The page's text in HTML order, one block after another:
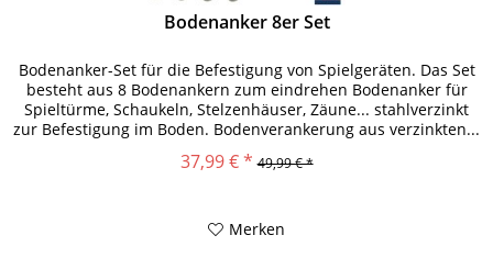
Bodenanker 8er Set
Bodenanker-Set für die Befestigung von Spielgeräten. Das Set
besteht aus 8 Bodenankern zum eindrehen Bodenanker für
Spieltürme, Schaukeln, Stelzenhäuser, Zäune... stahlverzinkt
zur Befestigung im Boden. Bodenverankerung aus verzinkten...
37,99 € * 49,99 € *
Merken